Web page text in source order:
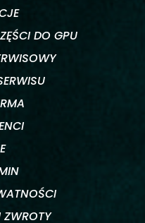
DO GPU
ZWROTY